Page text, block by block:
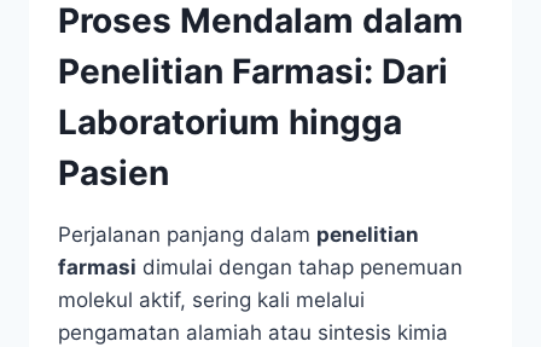
Proses Mendalam dalam
Penelitian Farmasi: Dari
Laboratorium hingga
Pasien
Perjalanan panjang dalam penelitian
farmasi dimulai dengan tahap penemuan
molekul aktif, sering kali melalui
pengamatan alamiah atau sintesis kimia